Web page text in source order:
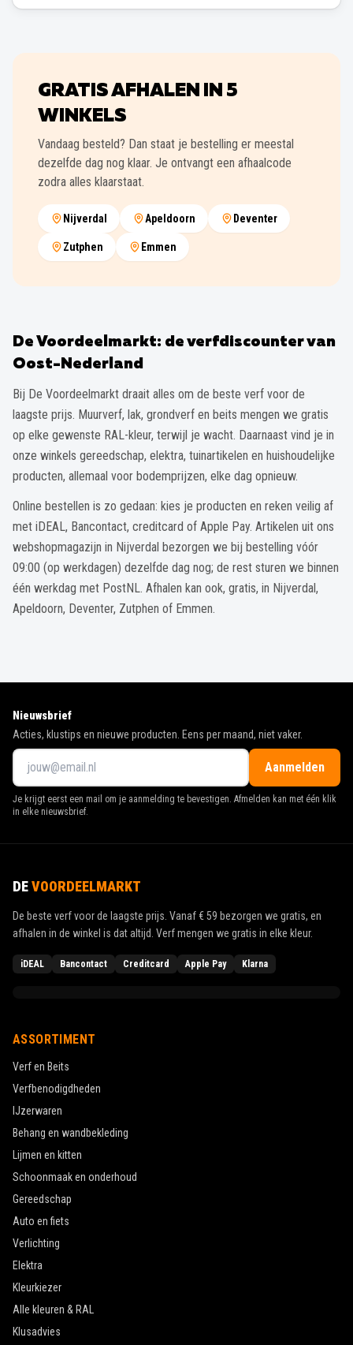
GRATIS AFHALEN IN 5
WINKELS
Vandaag besteld? Dan staat je bestelling er meestal
dezelfde dag nog klaar. Je ontvangt een afhaalcode
zodra alles klaarstaat.
Nijverdal Apeldoorn Deventer
Zutphen Emmen
De Voordeelmarkt: de verfdiscounter van
Oost-Nederland
Bij De Voordeelmarkt draait alles om de beste verf voor de
laagste prijs. Muurverf, lak, grondverf en beits mengen we gratis
op elke gewenste RAL-kleur, terwijl je wacht. Daarnaast vind je in
onze winkels gereedschap, elektra, tuinartikelen en huishoudelijke
producten, allemaal voor bodemprijzen, elke dag opnieuw.
Online bestellen is zo gedaan: kies je producten en reken veilig af
met iDEAL, Bancontact, creditcard of Apple Pay. Artikelen uit ons
webshopmagazijn in Nijverdal bezorgen we bij bestelling vóór
09:00 (op werkdagen) dezelfde dag nog; de rest sturen we binnen
één werkdag met PostNL. Afhalen kan ook, gratis, in Nijverdal,
Apeldoorn, Deventer, Zutphen of Emmen.
Nieuwsbrief
Acties, klustips en nieuwe producten. Eens per maand, niet vaker.
Aanmelden
Je krijgt eerst een mail om je aanmelding te bevestigen. Afmelden kan met één klik
in elke nieuwsbrief.
DEVOORDEELMARKT
De beste verf voor de laagste prijs. Vanaf€ 59 bezorgen we gratis, en
afhalen in de winkel is dat altijd. Verf mengen we gratis in elke kleur.
iDEAL Bancontact Creditcard Apple Pay Klarna
ASSORTIMENT
Verf en Beits
Verfbenodigdheden
IJzerwaren
Behang en wandbekleding
Lijmen en kitten
Schoonmaak en onderhoud
Gereedschap
Auto en fiets
Verlichting
Elektra
Kleurkiezer
Alle kleuren & RAL
Klusadvies